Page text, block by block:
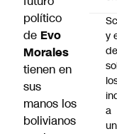
político
de Evo
Morales
tienen en
sus
manos los
bolivianos
y
a